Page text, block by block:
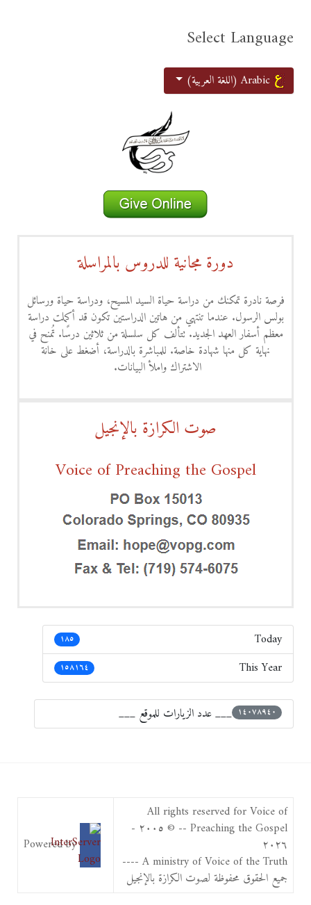
Select Language
اختر لغتك
Arabic (اللغة العربية)
دورة مجانية للدروس بالمراسلة
فرصة نادرة تمكنك من دراسة حياة السيد المسيح، ودراسة حياة ورسائل
بولس الرسول. عندما تنتهي من هاتين الدراستين تكون قد أكملت دراسة
معظم أسفار العهد الجديد. تتألف كل سلسلة من ثلاثين درسًا. تُمنح في
نهاية كل منها شهادة خاصة. للمباشرة بالدراسة، أضغط على خانة
الاشتراك واملأ البيانات.
صوت الكرازة بالإنجيل
Voice of Preaching the Gospel
Today ١٨٥
This Year ١٥٨١٦٤
___ عدد الزيارات للموقع ___ ١٤٠٧٨٩٤٠
All rights reserved for Voice of
Preaching the Gospel -- © ٢٠٠٥ -
٢٠٢٦
A ministry of Voice of the Truth ----
جميع الحقوق محفوظة لصوت الكرازة بالإنجيل
Powered by